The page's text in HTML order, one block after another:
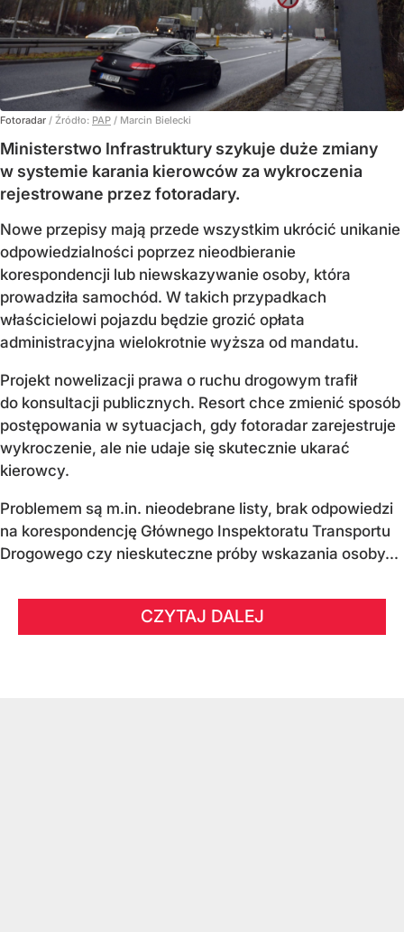
Fotoradar / Źródło: PAP / Marcin Bielecki
Ministerstwo Infrastruktury szykuje duże zmiany
w systemie karania kierowców za wykroczenia
rejestrowane przez fotoradary.
Nowe przepisy mają przede wszystkim ukrócić unikanie
odpowiedzialności poprzez nieodbieranie
korespondencji lub niewskazywanie osoby, która
prowadziła samochód. W takich przypadkach
właścicielowi pojazdu będzie grozić opłata
administracyjna wielokrotnie wyższa od mandatu.
Projekt nowelizacji prawa o ruchu drogowym trafił
do konsultacji publicznych. Resort chce zmienić sposób
postępowania w sytuacjach, gdy fotoradar zarejestruje
wykroczenie, ale nie udaje się skutecznie ukarać
kierowcy.
Problemem są m.in. nieodebrane listy, brak odpowiedzi
na korespondencję Głównego Inspektoratu Transportu
Drogowego czy nieskuteczne próby wskazania osoby...
CZYTAJ DALEJ